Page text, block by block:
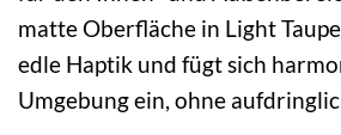
matte Oberfläche in Light
edle Haptik und fügt sich
Umgebung ein, ohne